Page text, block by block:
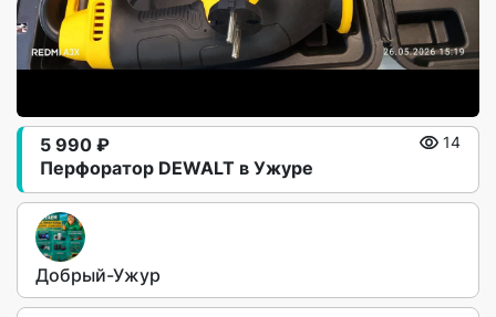
Перфоратор DEWALT в Ужуре
5 990 ₽ 14
Добрый-Ужур